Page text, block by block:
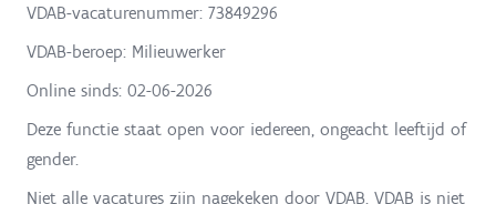
VDAB-vacaturenummer: 73849296
VDAB-beroep: Milieuwerker
Online sinds: 02-06-2026
Deze functie staat open voor iedereen, ongeacht leeftijd of
gender.
Niet alle vacatures zijn nagekeken door VDAB. VDAB is niet